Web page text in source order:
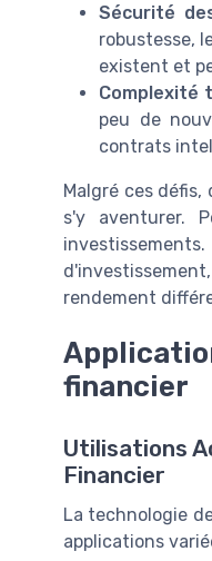
Sécurité
robustesse,
existent et
Complexité
peu de
contrats
Malgré ces
s'y aventurer.
rendement
financier
Utilisations
Financier
La technologie
applications